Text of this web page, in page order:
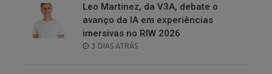
Leo Martinez, da V3A, debate o
avanço da IA em experiências
imersivas no RIW 2026
POSTED
3 DIAS ATRÁS